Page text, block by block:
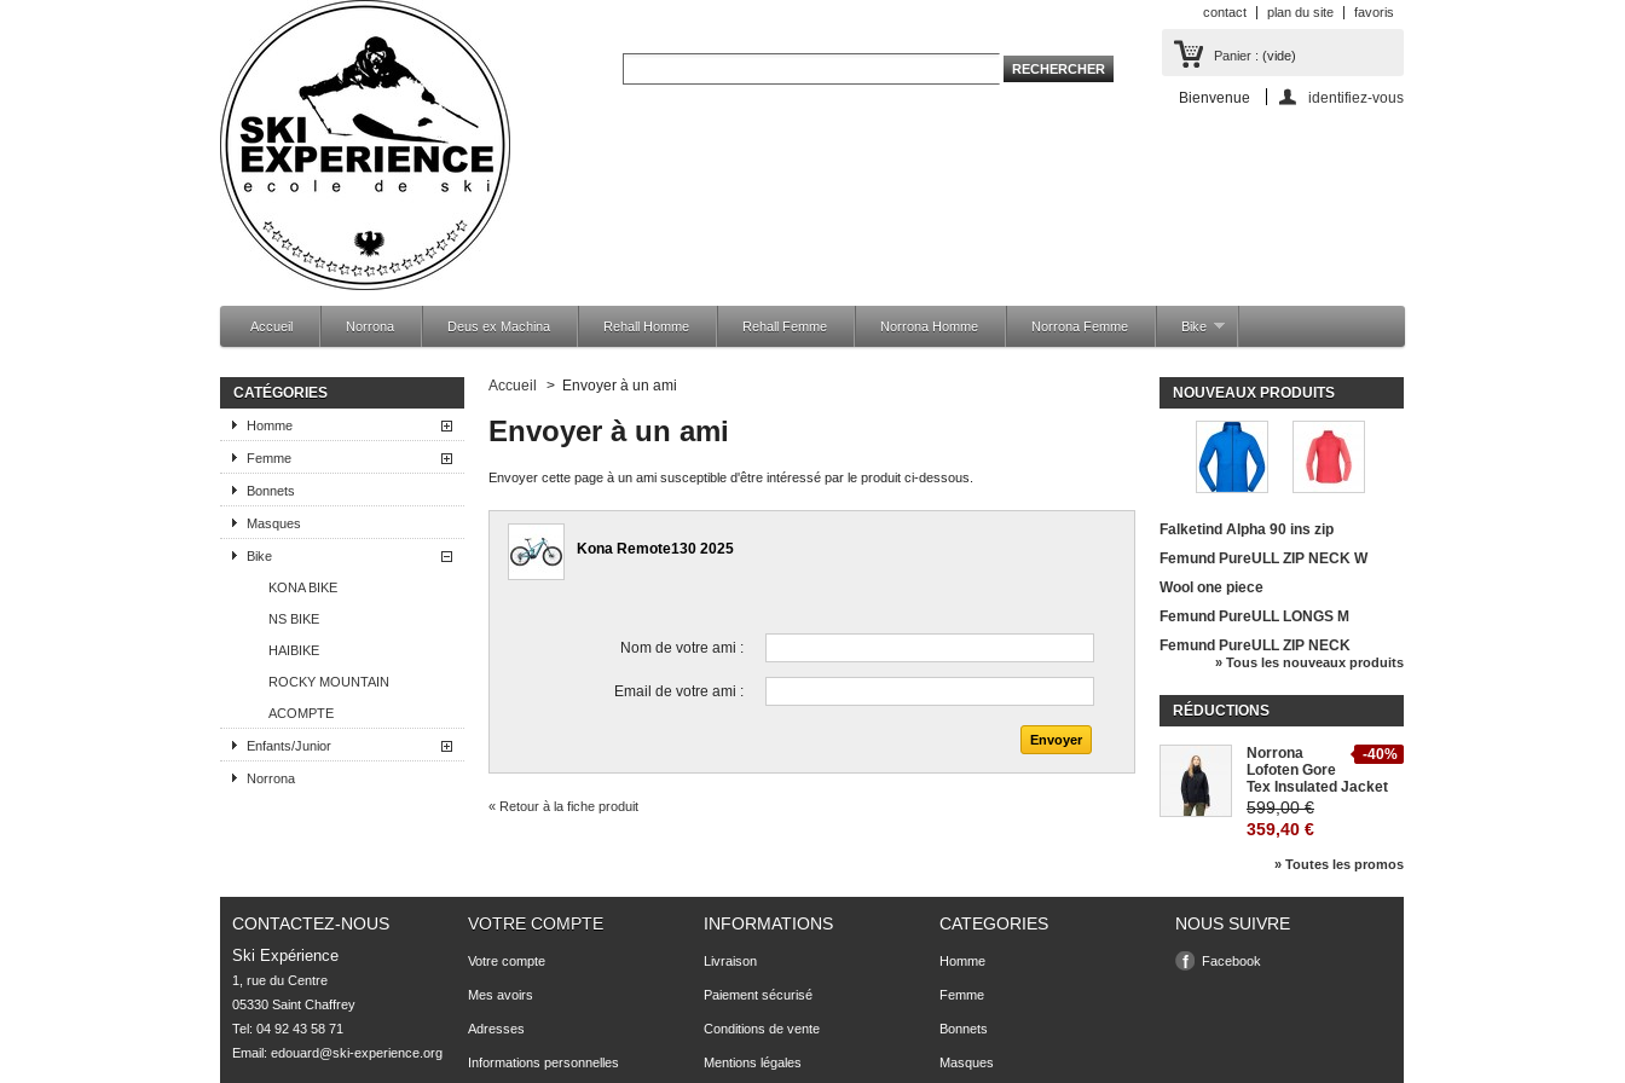
contact plan du site favoris
Panier : (vide)
Bienvenue identifiez-vous
Accueil Norrona Deus ex Machina Rehall Homme Rehall Femme Norrona Homme Norrona Femme Bike
CATÉGORIES
Homme
Femme
Bonnets
Masques
Bike
KONA BIKE
NS BIKE
HAIBIKE
ROCKY MOUNTAIN
ACOMPTE
Enfants/Junior
Norrona
Accueil > Envoyer à un ami
Envoyer à un ami
Envoyer cette page à un ami susceptible d'être intéressé par le produit ci-dessous.
Kona Remote130 2025
Nom de votre ami :
Email de votre ami :
« Retour à la fiche produit
NOUVEAUX PRODUITS
Falketind Alpha 90 ins zip
Femund PureULL ZIP NECK W
Wool one piece
Femund PureULL LONGS M
Femund PureULL ZIP NECK
» Tous les nouveaux produits
RÉDUCTIONS
-40%
Norrona
Lofoten Gore
Tex Insulated Jacket
599,00 €
359,40 €
» Toutes les promos
CONTACTEZ-NOUS
Ski Expérience
1, rue du Centre
05330 Saint Chaffrey
Tel: 04 92 43 58 71
Email: edouard@ski-experience.org
VOTRE COMPTE
Votre compte
Mes avoirs
Adresses
Informations personnelles
INFORMATIONS
Livraison
Paiement sécurisé
Conditions de vente
Mentions légales
CATEGORIES
Homme
Femme
Bonnets
Masques
NOUS SUIVRE
Facebook